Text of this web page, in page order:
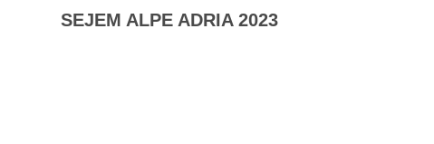
SEJEM ALPE ADRIA 2023